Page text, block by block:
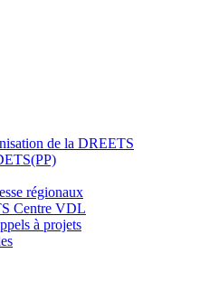
de la DREETS
régionaux
Centre VDL
à projets